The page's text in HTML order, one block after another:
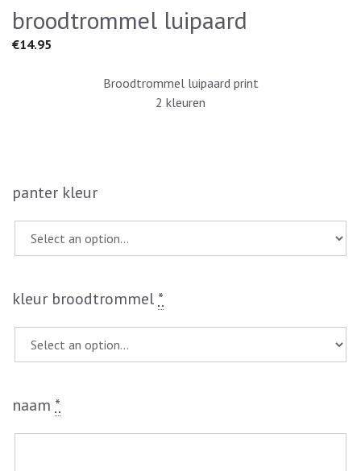
broodtrommel luipaard
€14.95
Broodtrommel luipaard print
2 kleuren
panter kleur
kleur broodtrommel *
naam *